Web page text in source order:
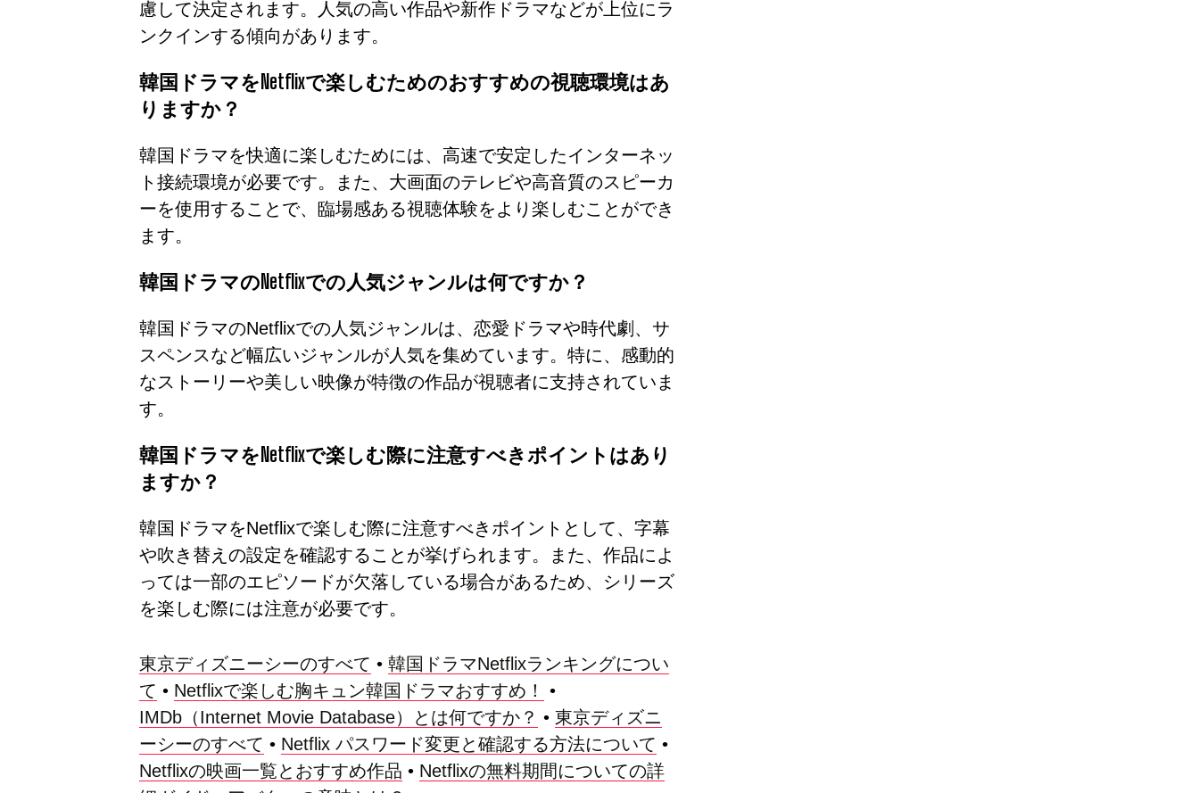
慮して決定されます。人気の高い作品や新作ドラマなどが上位にラ
ンクインする傾向があります。
韓国ドラマをNetflixで楽しむためのおすすめの視聴環境はあ
りますか？
韓国ドラマを快適に楽しむためには、高速で安定したインターネッ
ト接続環境が必要です。また、大画面のテレビや高音質のスピーカ
ーを使用することで、臨場感ある視聴体験をより楽しむことができ
ます。
韓国ドラマのNetflixでの人気ジャンルは何ですか？
韓国ドラマのNetflixでの人気ジャンルは、恋愛ドラマや時代劇、サ
スペンスなど幅広いジャンルが人気を集めています。特に、感動的
なストーリーや美しい映像が特徴の作品が視聴者に支持されていま
す。
韓国ドラマをNetflixで楽しむ際に注意すべきポイントはあり
ますか？
韓国ドラマをNetflixで楽しむ際に注意すべきポイントとして、字幕
や吹き替えの設定を確認することが挙げられます。また、作品によ
っては一部のエピソードが欠落している場合があるため、シリーズ
を楽しむ際には注意が必要です。
東京ディズニーシーのすべて • 韓国ドラマNetflixランキングについ
て • Netflixで楽しむ胸キュン韓国ドラマおすすめ！
•
IMDb（Internet Movie Database）とは何ですか？ • 東京ディズニ
ーシーのすべて • Netflix パスワード変更と確認する方法について •
Netflixの映画一覧とおすすめ作品 • Netflixの無料期間についての詳